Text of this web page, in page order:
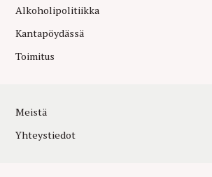
Alkoholipolitiikka
Kantapöydässä
Toimitus
Meistä
Yhteystiedot